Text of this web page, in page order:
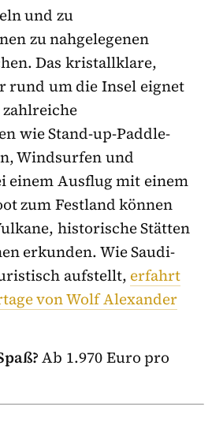
und zu
zu nahgelegenen
Das kristallklare,
rund um die Insel eignet
wie Stand-up-Paddle-
Windsurfen und
einem Ausflug mit einem
zum Festland können
historische Stätten
erkunden. Wie Saudi-
aufstellt, erfahrt
von Wolf Alexander
Ab 1.970 Euro pro